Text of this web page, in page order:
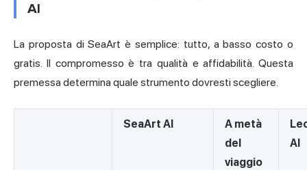
AI
La proposta di SeaArt è semplice: tutto, a basso costo o
gratis. Il compromesso è tra qualità e affidabilità. Questa
premessa determina quale strumento dovresti scegliere.
SeaArt AI
A metà
del
viaggio
AI